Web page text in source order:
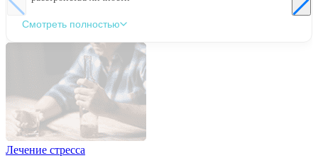
Смотреть полностью
Лечение стресса